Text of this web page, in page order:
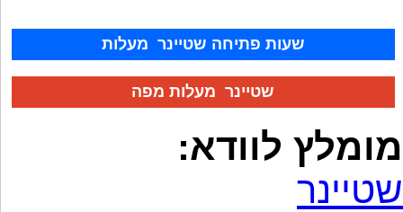
שעות פתיחה שטיינר מעלות
שטיינר מעלות מפה
מומלץ לוודא:
שטיינר